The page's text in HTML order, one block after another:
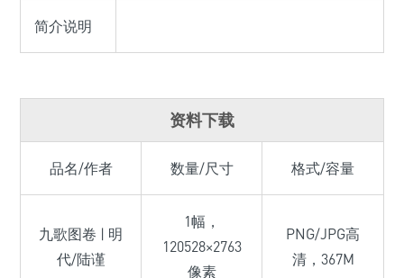
简介说明
资料下载
品名/作者 数量/尺寸 格式/容量
九歌图卷 | 明
代/陆谨
1幅，
120528×2763
像素
PNG/JPG高
清，367M